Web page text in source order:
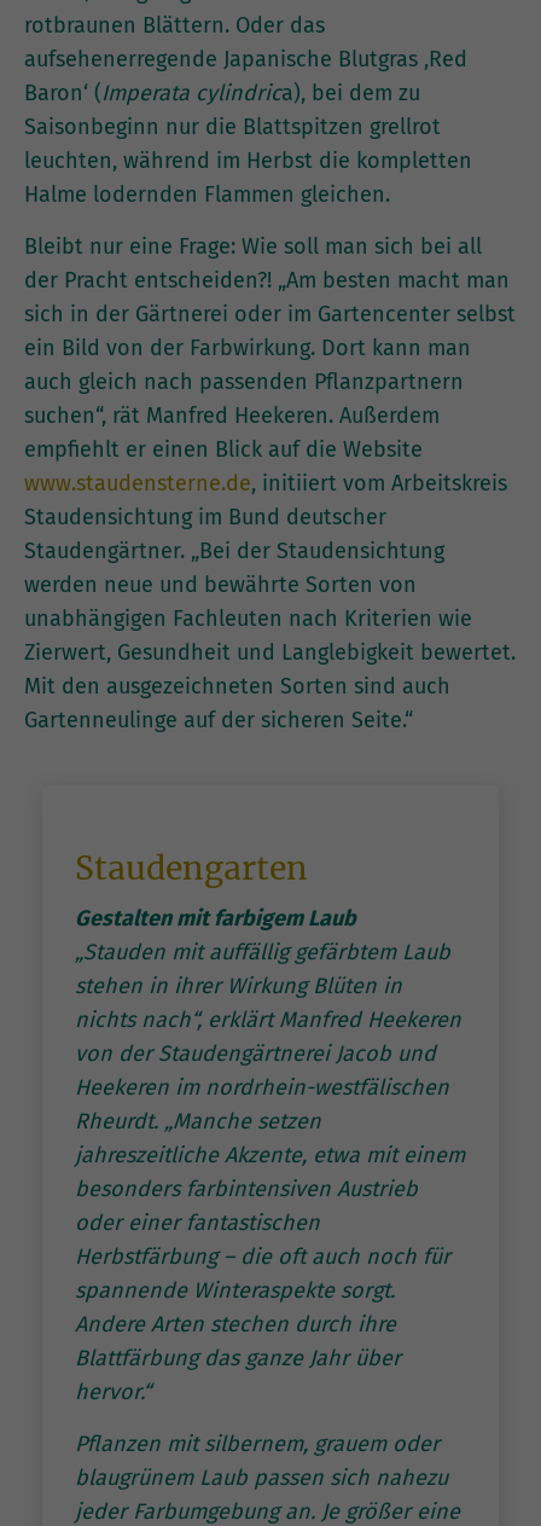
rotbraunen Blättern. Oder das
aufsehenerregende Japanische Blutgras ‚Red
Baron‘ (Imperata cylindrica), bei dem zu
Saisonbeginn nur die Blattspitzen grellrot
leuchten, während im Herbst die kompletten
Halme lodernden Flammen gleichen.
Bleibt nur eine Frage: Wie soll man sich bei all
der Pracht entscheiden?! „Am besten macht man
sich in der Gärtnerei oder im Gartencenter selbst
ein Bild von der Farbwirkung. Dort kann man
auch gleich nach passenden Pflanzpartnern
suchen“, rät Manfred Heekeren. Außerdem
empfiehlt er einen Blick auf die Website
www.staudensterne.de, initiiert vom Arbeitskreis
Staudensichtung im Bund deutscher
Staudengärtner. „Bei der Staudensichtung
werden neue und bewährte Sorten von
unabhängigen Fachleuten nach Kriterien wie
Zierwert, Gesundheit und Langlebigkeit bewertet.
Mit den ausgezeichneten Sorten sind auch
Gartenneulinge auf der sicheren Seite.“
Staudengarten
Gestalten mit farbigem Laub
„Stauden mit auffällig gefärbtem Laub
stehen in ihrer Wirkung Blüten in
nichts nach“, erklärt Manfred Heekeren
von der Staudengärtnerei Jacob und
Heekeren im nordrhein-westfälischen
Rheurdt. „Manche setzen
jahreszeitliche Akzente, etwa mit einem
besonders farbintensiven Austrieb
oder einer fantastischen
Herbstfärbung – die oft auch noch für
spannende Winteraspekte sorgt.
Andere Arten stechen durch ihre
Blattfärbung das ganze Jahr über
hervor.“
Pflanzen mit silbernem, grauem oder
blaugrünem Laub passen sich nahezu
jeder Farbumgebung an. Je größer eine